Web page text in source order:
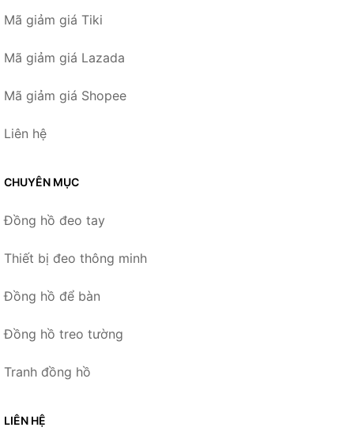
Mã giảm giá Tiki
Mã giảm giá Lazada
Mã giảm giá Shopee
Liên hệ
CHUYÊN MỤC
Đồng hồ đeo tay
Thiết bị đeo thông minh
Đồng hồ để bàn
Đồng hồ treo tường
Tranh đồng hồ
LIÊN HỆ